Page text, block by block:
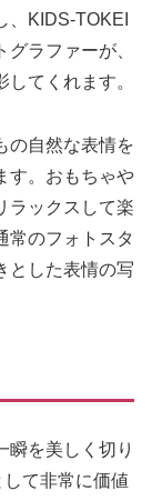
、KIDS-TOKEI
ラファーが、
てくれます。
の自然な表情を
す。おもちゃや
ラックスして楽
常のフォトスタ
とした表情の写
瞬を美しく切り
て非常に価値